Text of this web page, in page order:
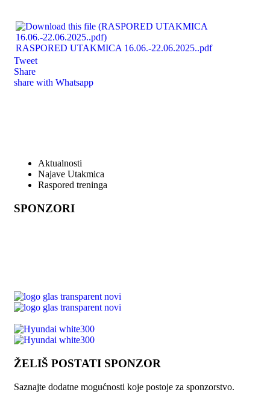
RASPORED UTAKMICA 16.06.-22.06.2025..pdf
Tweet
Share
share with Whatsapp
Aktualnosti
Najave Utakmica
Raspored treninga
SPONZORI
ŽELIŠ POSTATI SPONZOR
Saznajte dodatne mogućnosti koje postoje za sponzorstvo.